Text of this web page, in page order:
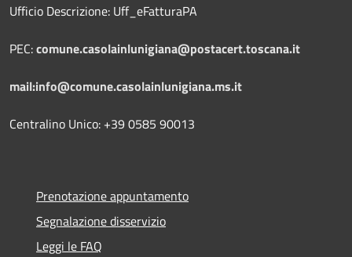
Ufficio Descrizione: Uff_eFatturaPA
PEC:comune.casolainlunigiana@postacert.toscana.it
mail:info@comune.casolainlunigiana.ms.it
Centralino Unico: +39 0585 90013
Prenotazione appuntamento
Segnalazione disservizio
Leggi le FAQ